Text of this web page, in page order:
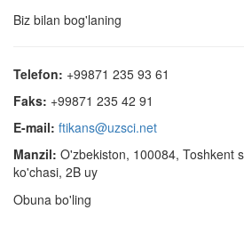
Biz bilan bog'laning
Telefon: +99871 235 93 61
Faks: +99871 235 42 91
E-mail: ftikans@uzsci.net
Manzil: O'zbekiston, 100084, Toshkent
ko'chasi, 2B uy
Obuna bo'ling